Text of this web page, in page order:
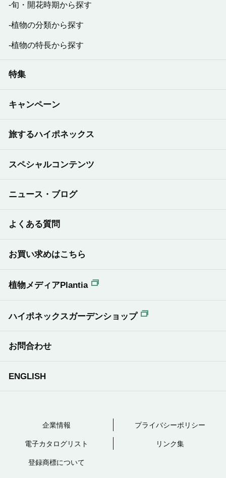
旬・開花時期から探す
植物の分類から探す
植物の特長から探す
特集
キャンペーン
旅するハイポネックス
スペシャルコンテンツ
ニュース・ブログ
よくある質問
お買い求めはこちら
植物メディアPlantia
ハイポネックスガーデンショップ
お問合わせ
ENGLISH
企業情報 プライバシーポリシー
電子カタログリスト リンク集
登録商標について